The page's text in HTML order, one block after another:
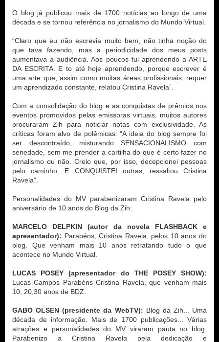
O blog já publicou mais de 1700 notícias ao longo de uma
década e se tornou referência no jornalismo do Mundo Virtual.
“Claro que eu não escrevia muito bem, não tinha noção do
que tava fazendo, mas a periodicidade dos meus posts
aumentava a audiência. Aos poucos fui aprendendo a ARTE
DA ESCRITA. E to até hoje aprendendo, porque escrever é
uma arte que, assim como muitas áreas profissionais, requer
um aprendizado constante, relatou Cristina Ravela”.
Com a consolidação do blog e as conquistas de prêmios nos
eventos promovidos pelas emissoras virtuais, muitos autores
procuraram Zih para noticiar notas com exclusividade. As
críticas foram alvo de polêmicas: “A ideia do blog sempre foi
ser descontraído, misturando SENSACIONALISMO com
seriedade, sem me prender a cartilha do que é certo fazer no
jornalismo ou não. Creio que, por isso, decepcionei pessoas
pelo caminho. E CONQUISTEI outras, ressaltou Cristina
Ravela”.
Personalidades do MV parabenizaram Cristina Ravela pelo
aniversário de 10 anos do Blog da Zih:
MARCELO DELPKIN (autor da novela FLASHBACK e
apresentador): Parabéns, Cristina Ravela, pelos 10 anos do
blog. Que venham mais 10 anos retratando tudo o que
acontece no Mundo Virtual.
LUCAS POSEY (apresentador do THE POSEY SHOW):
Lucas Campos Parabéns Cristina Ravela, que venham mais
10, 20,30 anos de BDZ.
GABO OLSEN (presidente da WebTV): Blog da Zih... Uma
década de informação. Mais de 1700 publicações... Várias
atrações e personalidades do MV viraram pauta no blog.
Parabenizo a Cristina Ravela pela dedicação e